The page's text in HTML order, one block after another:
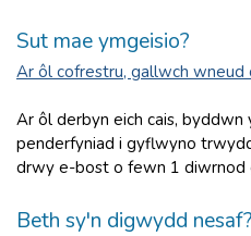
Sut mae ymgeisio?
Ar ôl cofrestru, gallwch wneud
Ar ôl derbyn eich cais, byddwn
penderfyniad i gyflwyno
drwy e-bost o fewn 1 diwrnod
Beth sy'n digwydd nesaf?